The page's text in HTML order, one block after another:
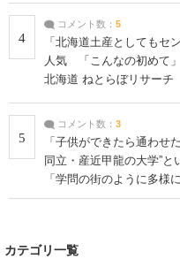
4
コメント数： 5
「北海道土産としてもセ
人気 「こんなの初めて
北海道 ねとらぼリサーチ
5
コメント数： 3
「子供ができたら通わ
同立・産近甲龍の大学”
「学問の街のように多様
| 大学 ねとらぼリサーチ
カテゴリ一覧